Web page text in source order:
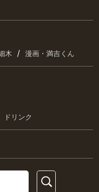
木 / 漫画・満吉くん
ドリンク